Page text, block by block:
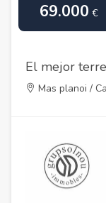
69.000 €
El mejor
Mas planoi /